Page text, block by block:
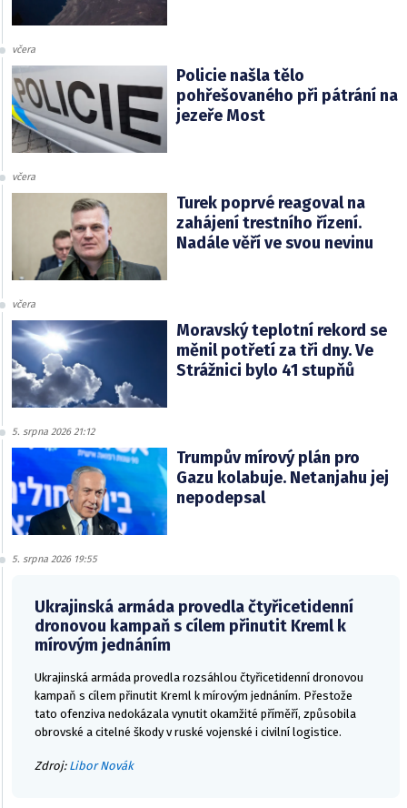
včera
Policie našla tělo
pohřešovaného při pátrání na
jezeře Most
včera
Turek poprvé reagoval na
zahájení trestního řízení.
Nadále věří ve svou nevinu
včera
Moravský teplotní rekord se
měnil potřetí za tři dny. Ve
Strážnici bylo 41 stupňů
5. srpna 2026 21:12
Trumpův mírový plán pro
Gazu kolabuje. Netanjahu jej
nepodepsal
5. srpna 2026 19:55
Ukrajinská armáda provedla čtyřicetidenní
dronovou kampaň s cílem přinutit Kreml k
mírovým jednáním
Ukrajinská armáda provedla rozsáhlou čtyřicetidenní dronovou
kampaň s cílem přinutit Kreml k mírovým jednáním. Přestože
tato ofenziva nedokázala vynutit okamžité příměří, způsobila
obrovské a citelné škody v ruské vojenské i civilní logistice.
Zdroj: Libor Novák